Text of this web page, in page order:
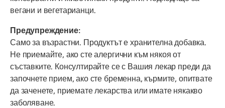
вегани и вегетарианци.
Предупреждение:
Само за възрастни. Продуктът е хранителна добавка.
Не приемайте, ако сте алергични към някоя от
съставките. Консултирайте се с Вашия лекар преди да
започнете прием, ако сте бременна, кърмите, опитвате
да заченете, приемате лекарства или имате някакво
заболяване.